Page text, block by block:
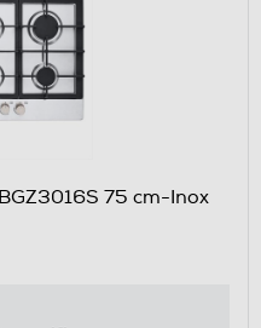
75 cm-Inox